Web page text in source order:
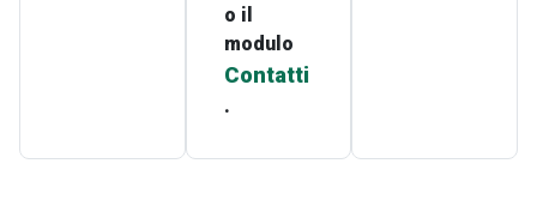
o il
modulo
Contatti
.